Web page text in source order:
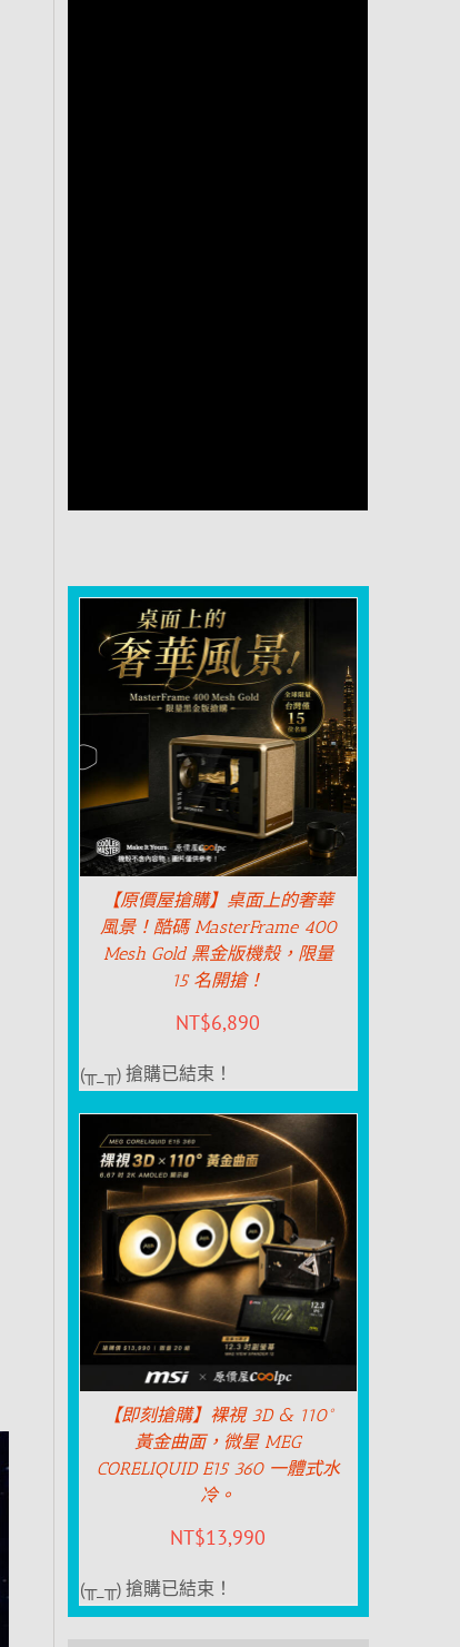
【原價屋搶購】桌面上的奢華
風景！酷碼 MasterFrame 400
Mesh Gold 黑金版機殼，限量
15 名開搶！
NT$6,890
(╥_╥) 搶購已結束！
【即刻搶購】裸視 3D & 110°
黃金曲面，微星 MEG
CORELIQUID E15 360 一體式水
冷。
NT$13,990
(╥_╥) 搶購已結束！